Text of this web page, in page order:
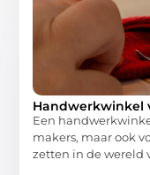
Handwerkwinkel
Een
makers, maar ook
zetten in de wereld